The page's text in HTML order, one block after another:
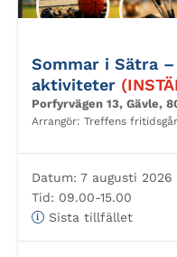
Sommar i Sätra
aktiviteter
Porfyrvägen 13, Gävle,
Arrangör: Treffens
Datum: 7 augusti 2026
Tid: 09.00-15.00
Sista tillfället